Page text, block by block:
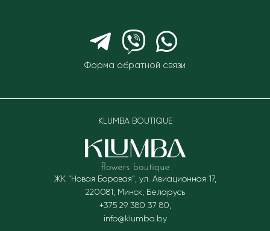
Форма обратной связи
KLUMBA BOUTIQUE
ЖК “Новая Боровая”, ул. Авиационная 17,
220081 Минск, Беларусь
+375 29 380 37 80
info@klumba.by